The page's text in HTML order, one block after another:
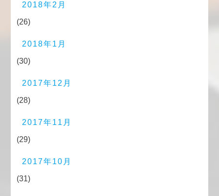
2018年2月
(26)
2018年1月
(30)
2017年12月
(28)
2017年11月
(29)
2017年10月
(31)